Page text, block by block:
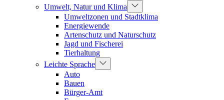
Umwelt, Natur und Klima
Umweltzonen und Stadtklima
Energiewende
Artenschutz und Naturschutz
Jagd und Fischerei
Tierhaltung
Leichte Sprache
Auto
Bauen
Bürger-Amt